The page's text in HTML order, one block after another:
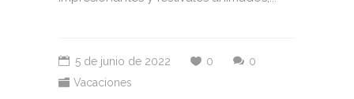
5 de junio de 2022 0
0
Vacaciones